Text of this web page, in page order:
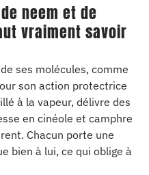
neem et de
vraiment savoir
ses molécules, comme
son action protectrice
à la vapeur, délivre des
en cinéole et camphre
Chacun porte une
bien à lui, ce qui oblige à